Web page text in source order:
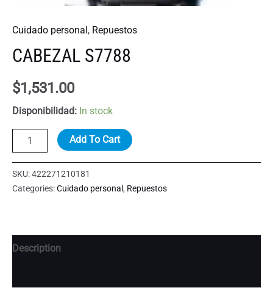
Cuidado personal, Repuestos
CABEZAL S7788
$1,531.00
Disponibilidad: In stock
CABEZAL
S7788
quantity
Add To Cart
SKU:422271210181
Categories:Cuidado personal , Repuestos
Description